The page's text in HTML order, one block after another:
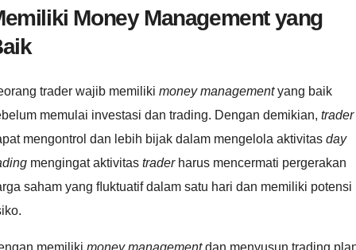
Money Management yang
trader wajib memiliki money managementyang baik
memulai investasi dan trading. Dengan demikian, trader
mengontrol dan lebih bijak dalam mengelola aktivitas day
mengingat aktivitas traderharus mencermati pergerakan
saham yang ﬂuktuatif dalam satu hari dan memiliki potensi
memiliki money managementdan menyusun trading